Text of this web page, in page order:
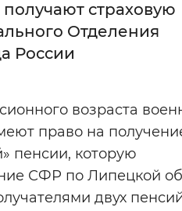
между буквами
Цвет сайта
Синий фон
страховую
Отделения
России
возраста
право на
пенсии, которую
СФР по Липецкой
двух